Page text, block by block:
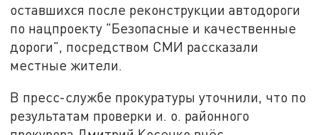
оставшихся после реконструкции автодороги
по нацпроекту "Безопасные и качественные
дороги", посредством СМИ рассказали
местные жители.
В пресс-службе прокуратуры уточнили, что по
результатам проверки и. о. районного